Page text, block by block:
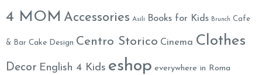
4 MOM Accessories Asili Books for Kids Brunch Cafe
& Bar Cake Design Centro Storico Cinema Clothes
Decor English 4 Kids eshop everywhere in Roma